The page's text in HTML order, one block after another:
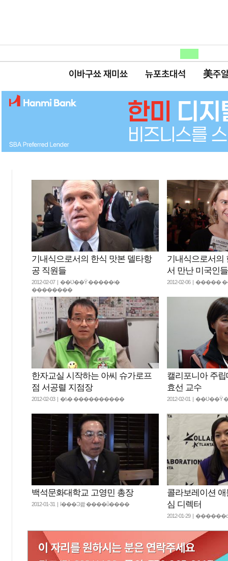
이바구쑈 재미쑈 뉴포초대석 美주
기내식으로서의 한식 맛본 델타항
공 직원들
2012-02-07 | ��Ʋ��Ÿ �����ʵ�
��������
기내식으로서의
서 만난 미국인들
2012-02-06 | �����
한자교실 시작하는 아씨 슈가로프
점 서공렬 지점장
2012-02-03 | �ƾ� ����������
캘리포니아 주
효선 교수
2012-02-01 | ��Ʋ��Ÿ
백석문화대학교 고영민 총장
2012-01-31 | ī���Ͽ콺 ����ũ����
콜라보레이션
심 디렉터
2012-01-29 |